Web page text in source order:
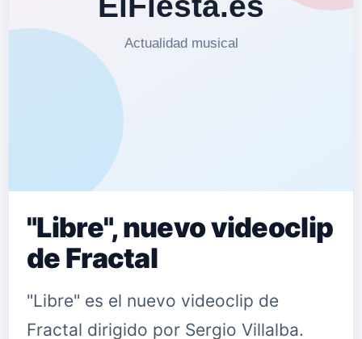
"Libre", nuevo videoclip
de Fractal
"Libre" es el nuevo videoclip de
Fractal dirigido por Sergio Villalba.